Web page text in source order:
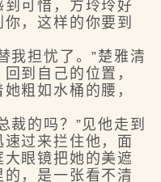
可惜，方玲玲好
，这样的你要到
担忧了。”楚雅清
到自己的位置，
粗如水桶的腰，
的吗？”见他走到
过来拦住他，面
眼镜把她的美遮
，是一张看不清